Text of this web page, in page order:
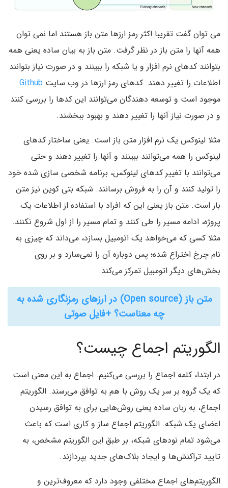
می توان گفت تقریبا اکثر رمز ارزها متن باز هستند اما نمی توان
همه آنها را متن باز در نظر گرفت. متن باز به بیان ساده یعنی همه
بتوانند کدهای نرم افزار و یا شبکه را ببینند و در صورت نیاز بتوانند
اطلاعات را تغییر دهند. کدهای رمز ارزها در وب سایت Github
موجود است و توسعه دهندگان می‌توانند این کدها را بررسی کنند
و در صورت نیاز آنها را تغییر دهند و بهبود ببخشند.
مثلا لینوکس یک نرم افزار متن باز است. یعنی ساختار کدهای
لینوکس را همه می‌توانند ببینند و آنها را تغییر دهند و حتی
می‌توانند با تغییر کدهای لینوکس، برنامه شخصی سازی شده خود
را تولید کنند و آن را به فروش برسانند. شبکه بتی کوین نیز متن
باز است. متن باز یعنی این که افراد با استفاده از اطلاعات یک
پروژه، ادامه مسیر را طی کنند و تمام مسیر را از اول شروع نکنند.
مثلا کسی که می‌خواهد یک اتومبیل بسازد، می‌داند که چیزی به
نام چرخ اختراع شده؛ پس دوباره آن را نمی‌سازد و بر روی
بخش‌های دیگر اتومبیل تمرکز می‌کند.
متن باز (Open source) در ارزهای رمزنگاری شده به
چه معناست؟ +فایل صوتی
الگوریتم اجماع چیست؟
در ابتدا، کلمه اجماع را بررسی می‌کنیم. اجماع به این معنی است
که یک گروه بر سر یک روش با هم به توافق می‌رسند. الگوریتم
اجماع، به زبان ساده یعنی روش‌هایی برای به توافق رسیدن
اعضای یک شبکه. الگوریتم اجماع ساز و کاری است که باعث
می‌شود تمام نودهای شبکه، بر طبق این الگوریتم مشخص، به
تایید تراکنش‌ها و ایجاد بلاک‌های جدید بپردازند.
الگوریتم‌های اجماع مختلفی وجود دارد که معروف‌ترین و